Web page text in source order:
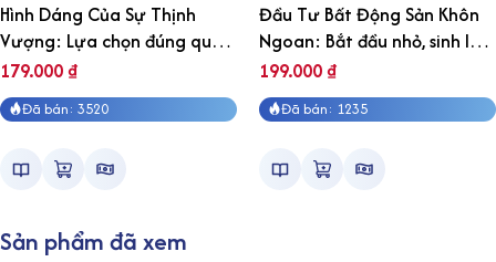
Hình Dáng Của Sự Thịnh
Vượng: Lựa chọn đúng quan
trọng hơn nỗ lực
179.000₫
Đã bán: 3520
Đầu Tư Bất Động Sản Khôn
Ngoan: Bắt đầu nhỏ, sinh lời
lớn
199.000₫
Đã bán: 1235
Sản phẩm đã xem